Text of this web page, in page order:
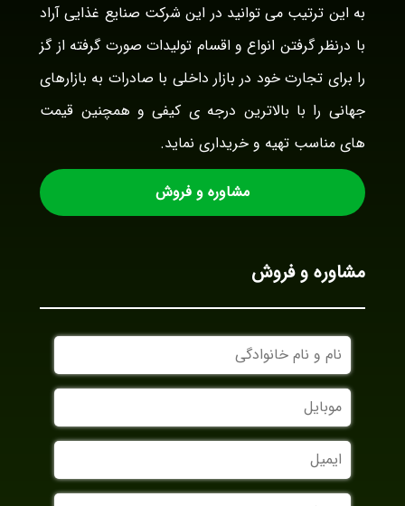
به این ترتیب می توانید در این شرکت صنایع غذایی آراد
با درنظر گرفتن انواع و اقسام تولیدات صورت گرفته از گز
را برای تجارت خود در بازار داخلی با صادرات به بازارهای
جهانی را با بالاترین درجه ی کیفی و همچنین قیمت
های مناسب تهیه و خریداری نماید.
مشاوره و فروش
مشاوره و فروش
نام
و
نام
خانوادگی
موبایل
ایمیل